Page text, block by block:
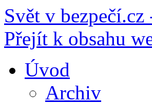
Svět v
Přejít k obsahu
Úvod
Archiv